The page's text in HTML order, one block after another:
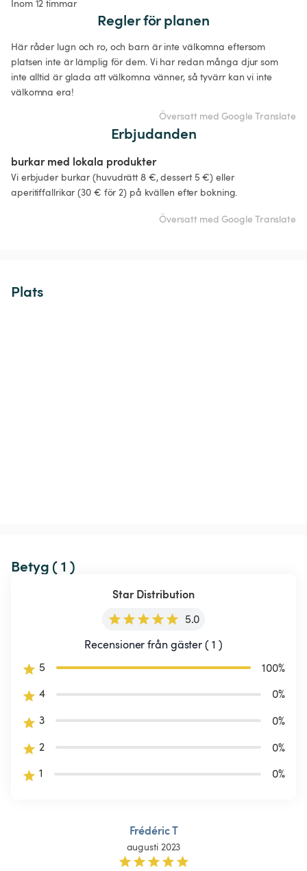
Inom 12 timmar
Regler för planen
Här råder lugn och ro, och barn är inte välkomna eftersom
platsen inte är lämplig för dem. Vi har redan många djur som
inte alltid är glada att välkomna vänner, så tyvärr kan vi inte
välkomna era!
Översatt med Google Translate
Erbjudanden
burkar med lokala produkter
Vi erbjuder burkar (huvudrätt 8 €, dessert 5 €) eller
aperitiffallrikar (30 € för 2) på kvällen efter bokning.
Översatt med Google Translate
Plats
Betyg ( 1 )
Star Distribution
5.0
Recensioner från gäster ( 1 )
5
100%
4
0%
3
0%
2
0%
1
0%
Frédéric T
augusti 2023